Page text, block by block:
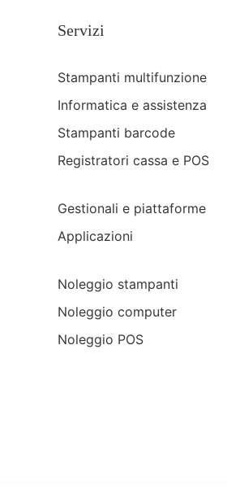
Servizi
Stampanti multifunzione
Informatica e assistenza
Stampanti barcode
Registratori cassa e POS
Gestionali e piattaforme
Applicazioni
Noleggio stampanti
Noleggio computer
Noleggio POS